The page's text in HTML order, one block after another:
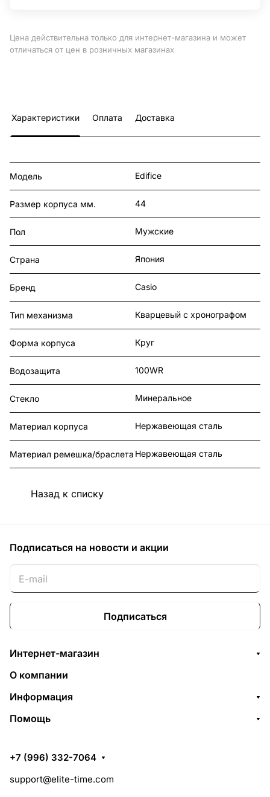
Цена действительна только для интернет-магазина и может
отличаться от цен в розничных магазинах
Характеристики Оплата Доставка
Модель Edifice
Размер корпуса мм. 44
Пол Мужские
Страна Япония
Бренд Casio
Тип механизма Кварцевый с хронографом
Форма корпуса Круг
Водозащита 100WR
Стекло Минеральное
Материал корпуса Нержавеющая сталь
Материал ремешка/браслета Нержавеющая сталь
Назад к списку
Подписаться на новости и акции
Подписаться
Интернет-магазин
О компании
Информация
Помощь
+7 (996) 332-7064
support@elite-time.com